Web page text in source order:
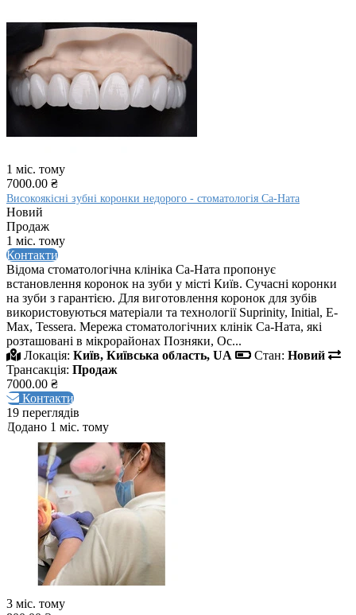
1 міс. тому
7000.00 ₴
Високоякісні зубні коронки недорого - стоматологія Са-Ната
Новий
Продаж
1 міс. тому
Контакти
Відома стоматологічна клініка Са-Ната пропонує
встановлення коронок на зуби у місті Київ. Сучасні коронки
на зуби з гарантією. Для виготовлення коронок для зубів
використовуються матеріали та технології Suprinity, Initial, E-
Max, Tessera. Мережа стоматологічних клінік Са-Ната, які
розташовані в мікрорайонах Позняки, Ос...
Локація: Київ, Київська область, UA Стан: Новий
Трансакція: Продаж
7000.00 ₴
Контакти
19 переглядів
Додано 1 міс. тому
3 міс. тому